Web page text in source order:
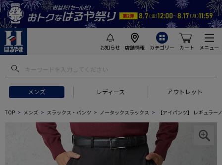
お知らせ 店舗情報 カテゴリー カート メニュー
メンズ レディース アウトレット
TOP メンズ スラックス・パンツ ノータックスラックス 【アイパンツ】 レギュラ